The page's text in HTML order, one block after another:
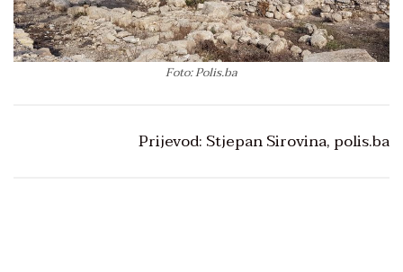
Foto: Polis.ba
Prijevod: Stjepan Sirovina, polis.ba